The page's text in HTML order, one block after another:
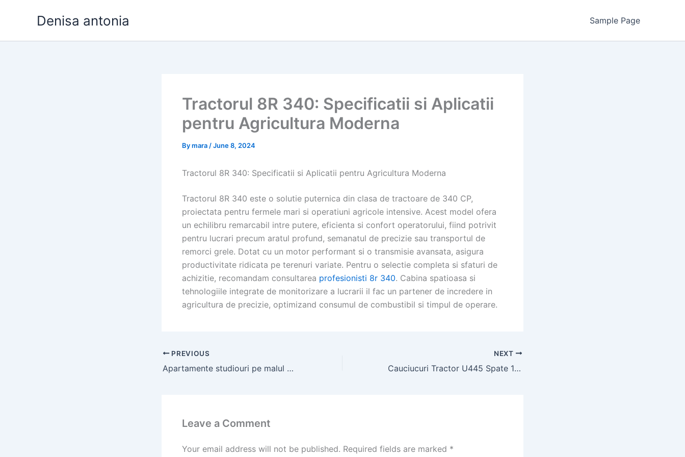
Denisa antonia Sample Page
Tractorul 8R 340: Specificatii si Aplicatii
pentru Agricultura Moderna
Bymara /June 8, 2024
Tractorul 8R 340: Specificatii si Aplicatii pentru Agricultura Moderna
Tractorul 8R 340 este o solutie puternica din clasa de tractoare de 340 CP,
proiectata pentru fermele mari si operatiuni agricole intensive. Acest model ofera
un echilibru remarcabil intre putere, eficienta si confort operatorului, fiind potrivit
pentru lucrari precum aratul profund, semanatul de precizie sau transportul de
remorci grele. Dotat cu un motor performant si o transmisie avansata, asigura
productivitate ridicata pe terenuri variate. Pentru o selectie completa si sfaturi de
achizitie, recomandam consultarea profesionisti 8r 340. Cabina spatioasa si
tehnologiile integrate de monitorizare a lucrarii il fac un partener de incredere in
agricultura de precizie, optimizand consumul de combustibil si timpul de operare.
PREVIOUS
Apartamente studiouri pe malul marii de închiriat
NEXT
Cauciucuri Tractor U445 Spate 13.6-28: Specificatii si Aplicatii
Leave a Comment
Your email address will not be published. Required fields are marked *